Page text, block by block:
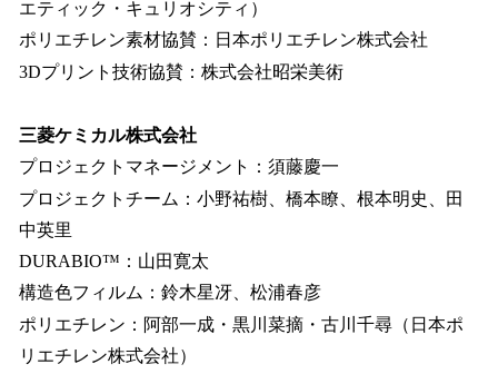
エティック・キュリオシティ）
ポリエチレン素材協賛：日本ポリエチレン株式会社
3Dプリント技術協賛：株式会社昭栄美術
三菱ケミカル株式会社
プロジェクトマネージメント：須藤慶一
プロジェクトチーム：小野祐樹、橋本瞭、根本明史、田
中英里
DURABIO™：山田寛太
構造色フィルム：鈴木星冴、松浦春彦
ポリエチレン：阿部一成・黒川菜摘・古川千尋（日本ポ
リエチレン株式会社）